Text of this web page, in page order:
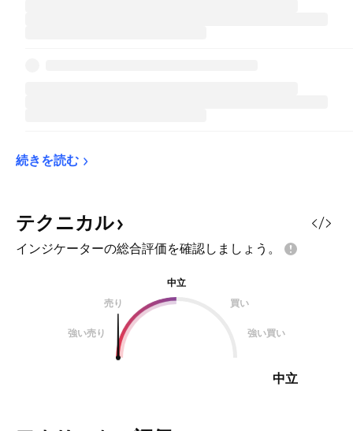
続きを読む
テクニカル
インジケーターの総合評価を確認しましょう。
中立
売り
買い
強い売り 強い買い
中立